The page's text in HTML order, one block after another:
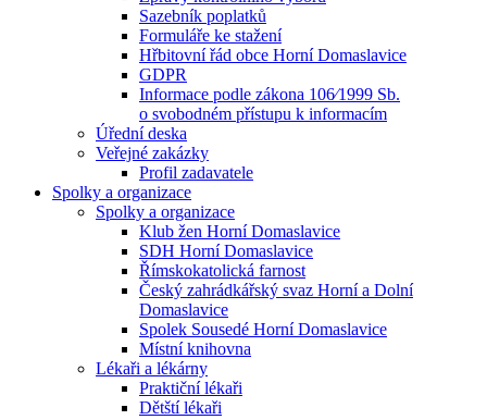
Sazebník poplatků
Formuláře ke stažení
Hřbitovní řád obce Horní Domaslavice
GDPR
Informace podle zákona 106⁄1999 Sb.
o svobodném přístupu k informacím
Úřední deska
Veřejné zakázky
Profil zadavatele
Spolky a organizace
Spolky a organizace
Klub žen Horní Domaslavice
SDH Horní Domaslavice
Římskokatolická farnost
Český zahrádkářský svaz Horní a Dolní
Domaslavice
Spolek Sousedé Horní Domaslavice
Místní knihovna
Lékaři a lékárny
Praktiční lékaři
Dětští lékaři